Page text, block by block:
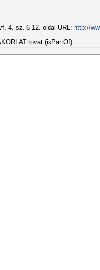
4. sz. 6-12. oldal URL: http://
rovat (isPartOf)